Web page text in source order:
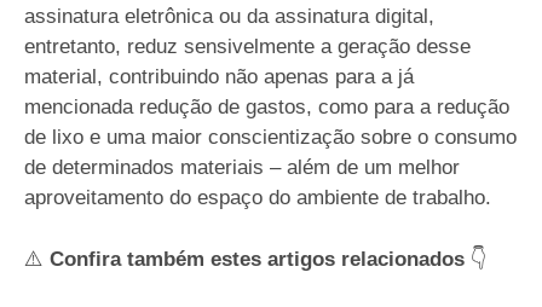
assinatura eletrônica ou da assinatura digital,
entretanto, reduz sensivelmente a geração desse
material, contribuindo não apenas para a já
mencionada redução de gastos, como para a redução
de lixo e uma maior conscientização sobre o consumo
de determinados materiais – além de um melhor
aproveitamento do espaço do ambiente de trabalho.
⚠️ Confira também estes artigos relacionados 👇